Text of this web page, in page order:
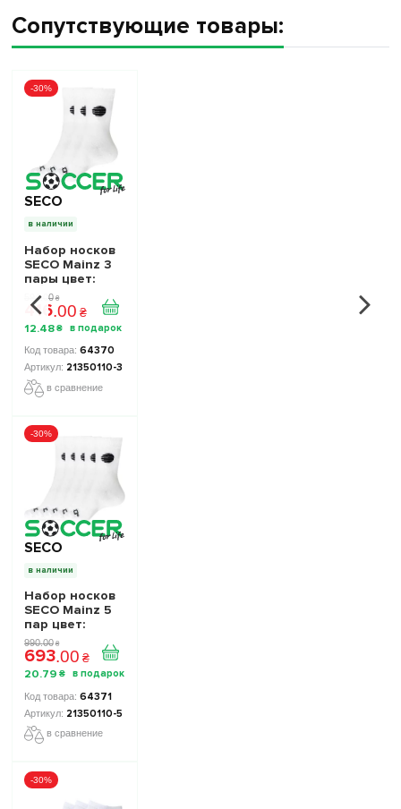
Сопутствующие товары:
-30%
SECO
в наличии
Набор носков
SECO Mainz 3
пары цвет:
белый
594. 00 ₴
416.00 ₴
12.48 ₴
64370
21350110-3
в сравнение
-30%
SECO
в наличии
Набор носков
SECO Mainz 5
пар цвет:
белый
990.00 ₴
693.00 ₴
20.79 ₴
64371
21350110-5
в сравнение
-30%